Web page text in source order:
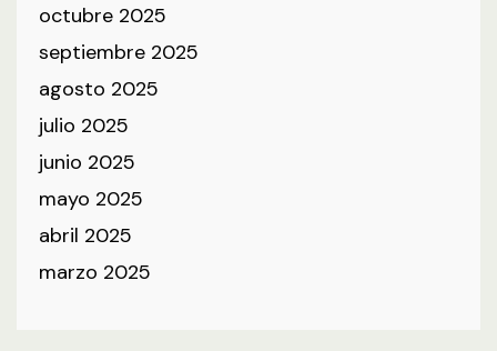
octubre 2025
septiembre 2025
agosto 2025
julio 2025
junio 2025
mayo 2025
abril 2025
marzo 2025